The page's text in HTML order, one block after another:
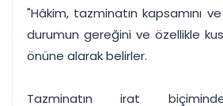
"Hâkim, tazminatın kapsamını
durumun gereğini ve özellikle
önüne alarak belirler.
Tazminatın irat